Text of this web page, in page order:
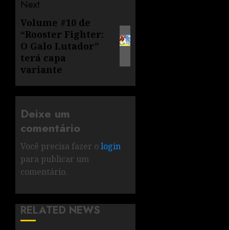
Next
Volume #10 de
“Rooster Fighter:
O Galo Lutador”
terá capa
variante
Deixe um
comentário
Você precisa fazer o login
para publicar um
comentário.
RELATED NEWS